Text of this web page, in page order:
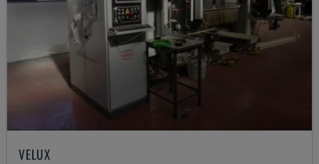
VELUX